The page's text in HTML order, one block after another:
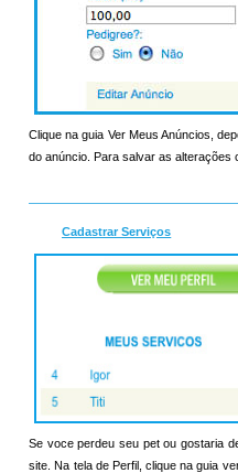
Clique na guia Ver Meus Anúncios,
do anúncio. Para salvar as alterações
Cadastrar Serviços
Se voce perdeu seu pet ou gostaria
site. Na tela de Perfil, clique na guia